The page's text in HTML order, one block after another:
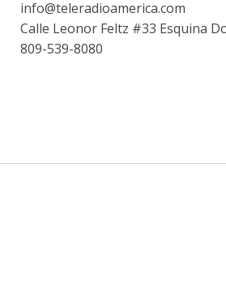
info@teleradioamerica.com
Calle Leonor Feltz #33 Esquina
809-539-8080